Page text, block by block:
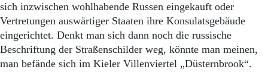
sich inzwischen wohlhabende Russen eingekauft oder
Vertretungen auswärtiger Staaten ihre Konsulatsgebäude
eingerichtet. Denkt man sich dann noch die russische
Beschriftung der Straßenschilder weg, könnte man meinen,
man befände sich im Kieler Villenviertel „Düsternbrook“.